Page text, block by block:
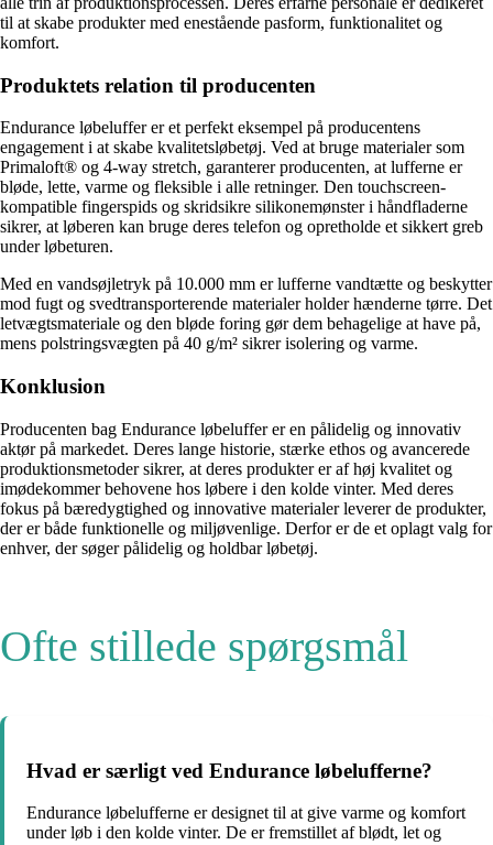
til at skabe produkter med enestående pasform, funktionalitet og
komfort.
Produktets relation til producenten
Endurance løbeluffer er et perfekt eksempel på producentens
engagement i at skabe kvalitetsløbetøj. Ved at bruge materialer som
Primaloft® og 4-way stretch, garanterer producenten, at lufferne er
bløde, lette, varme og fleksible i alle retninger. Den touchscreen-
kompatible fingerspids og skridsikre silikonemønster i håndfladerne
sikrer, at løberen kan bruge deres telefon og opretholde et sikkert greb
under løbeturen.
Med en vandsøjletryk på 10.000 mm er lufferne vandtætte og beskytter
mod fugt og svedtransporterende materialer holder hænderne tørre. Det
letvægtsmateriale og den bløde foring gør dem behagelige at have på,
mens polstringsvægten på 40 g/m² sikrer isolering og varme.
Konklusion
Producenten bag Endurance løbeluffer er en pålidelig og innovativ
aktør på markedet. Deres lange historie, stærke ethos og avancerede
produktionsmetoder sikrer, at deres produkter er af høj kvalitet og
imødekommer behovene hos løbere i den kolde vinter. Med deres
fokus på bæredygtighed og innovative materialer leverer de produkter,
der er både funktionelle og miljøvenlige. Derfor er de et oplagt valg for
enhver, der søger pålidelig og holdbar løbetøj.
Ofte stillede spørgsmål
Hvad er særligt ved Endurance løbelufferne?
Endurance løbelufferne er designet til at give varme og komfort
under løb i den kolde vinter. De er fremstillet af blødt, let og